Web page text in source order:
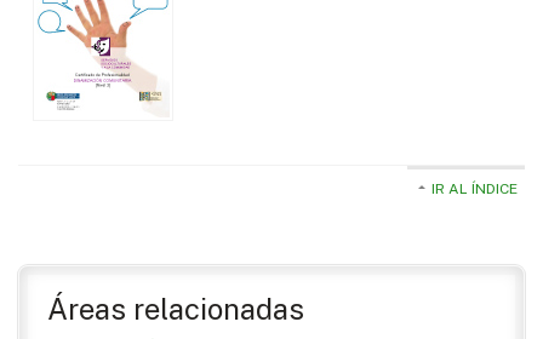
IR AL ÍNDICE
Áreas relacionadas